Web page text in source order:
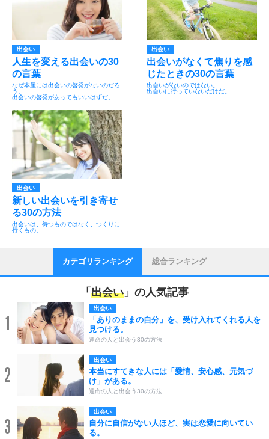
出会い
人生を変える出会いの30
の言葉
なぜ本屋には出会いの啓発がないのだろ
う。
出会いの啓発があってもいいはずだ。
出会い
出会いがなくて焦りを感
じたときの30の言葉
出会いがないのではない。
出会いに行っていないだけだ。
出会い
新しい出会いを引き寄せ
る30の方法
出会いは、待つものではなく、つくりに
行くもの。
カテゴリランキング 総合ランキング
「 出会い 」の人気記事
1
出会い
「ありのままの自分」を、受け入れてくれる人を
見つける。
運命の人と出会う30の方法
2
出会い
本当にすてきな人には「愛情、安心感、元気づ
け」がある。
運命の人と出会う30の方法
3
出会い
自分に自信がない人ほど、実は恋愛に向いてい
る。